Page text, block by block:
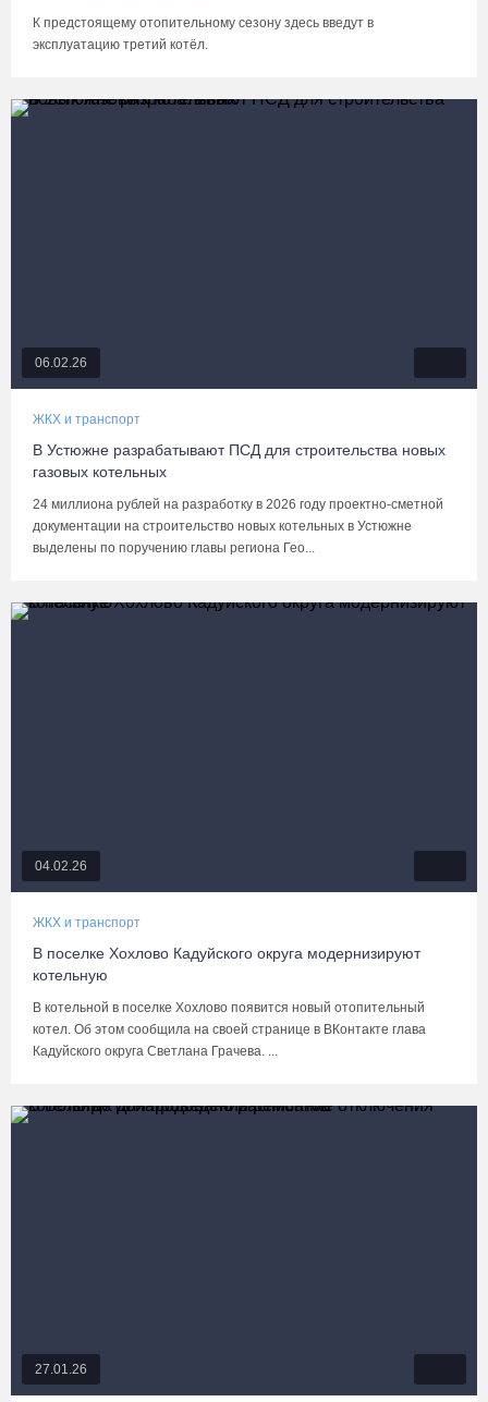
К предстоящему отопительному сезону здесь введут в
эксплуатацию третий котёл.
06.02.26
ЖКХ и транспорт
В Устюжне разрабатывают ПСД для строительства новых
газовых котельных
24 миллиона рублей на разработку в 2026 году проектно-сметной
документации на строительство новых котельных в Устюжне
выделены по поручению главы региона Гео...
04.02.26
ЖКХ и транспорт
В поселке Хохлово Кадуйского округа модернизируют
котельную
В котельной в поселке Хохлово появится новый отопительный
котел. Об этом сообщила на своей странице в ВКонтакте глава
Кадуйского округа Светлана Грачева. ...
27.01.26